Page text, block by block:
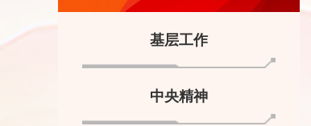
基层工作
中央精神